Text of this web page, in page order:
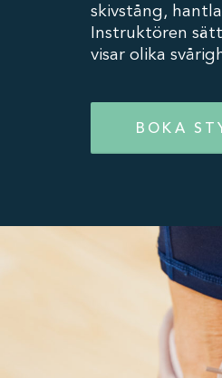
skivstång,
Instruktören
visar olika
BOKA